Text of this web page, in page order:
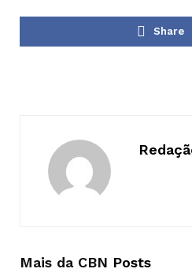
Share
Mais da CBN Posts